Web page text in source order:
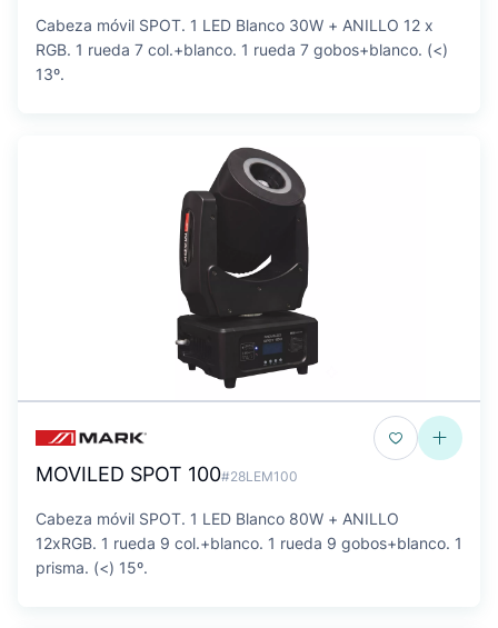
Cabeza móvil SPOT. 1 LED Blanco 30W + ANILLO 12 x
RGB. 1 rueda 7 col.+blanco. 1 rueda 7 gobos+blanco. (<)
13º.
MOVILED SPOT 100#28LEM100
Cabeza móvil SPOT. 1 LED Blanco 80W + ANILLO
12xRGB. 1 rueda 9 col.+blanco. 1 rueda 9 gobos+blanco. 1
prisma. (<) 15º.